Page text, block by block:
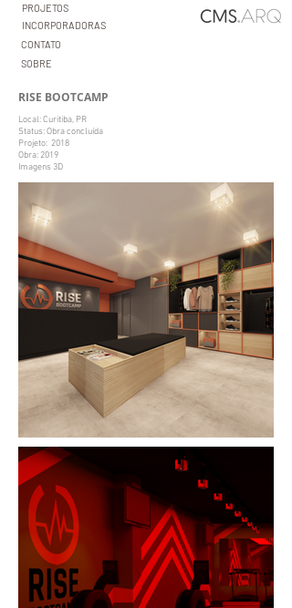
PROJETOS
INCORPORADORAS
CONTATO
SOBRE
RISE BOOTCAMP
Local: Curitiba, PR
Status: Obra concluída
Projeto: 2018
Obra: 2019
Imagens 3D